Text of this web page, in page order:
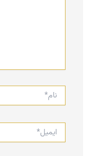
نام*
ایمیل*